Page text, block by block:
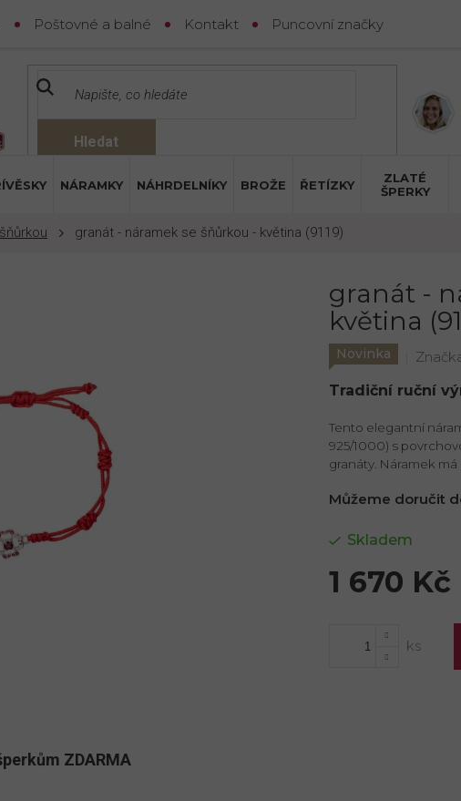
Poštovné a balné Kontakt Puncovní značky
Hledat
NÁRAMKY NÁHRDELNÍKY BROŽE ŘETÍZKY
ZLATÉ
ŠPERKY
granát - náramek se šňůrkou - květina (9119)
granát -
květina
Novinka
1 670 Kč
Skladem
Můžeme doručit
Tradiční ruční
Tento elegantní
925/1000) s
granáty. Náramek
ZDARMA